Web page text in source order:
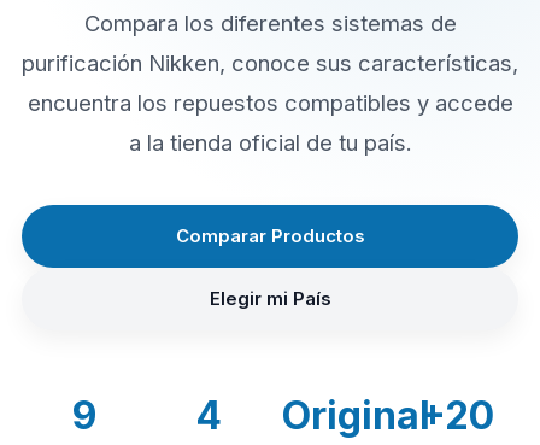
Compara los diferentes sistemas de
purificación Nikken, conoce sus características,
encuentra los repuestos compatibles y accede
a la tienda oficial de tu país.
Comparar Productos
Elegir mi País
9 4 Original+20